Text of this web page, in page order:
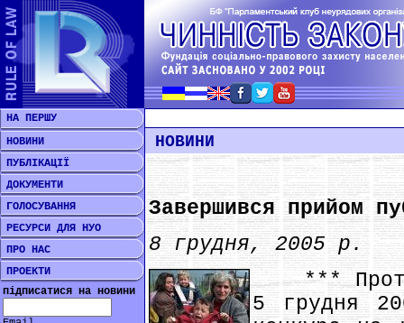
НА ПЕРШУ
НОВИНИ
ПУБЛІКАЦІЇ
ДОКУМЕНТИ
ГОЛОСУВАННЯ
РЕСУРСИ ДЛЯ НУО
ПРО НАС
ПРОЕКТИ
підписатися на новини
НОВИНИ
Завершився прийом
8 грудня, 2005 р.
***
5 грудня